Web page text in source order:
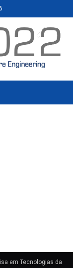
em Tecnologias da